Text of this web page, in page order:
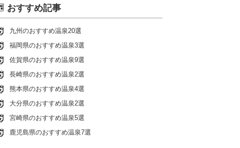
おすすめ記事
九州のおすすめ温泉20選
福岡県のおすすめ温泉3選
佐賀県のおすすめ温泉9選
長崎県のおすすめ温泉2選
熊本県のおすすめ温泉4選
大分県のおすすめ温泉2選
宮崎県のおすすめ温泉5選
鹿児島県のおすすめ温泉7選